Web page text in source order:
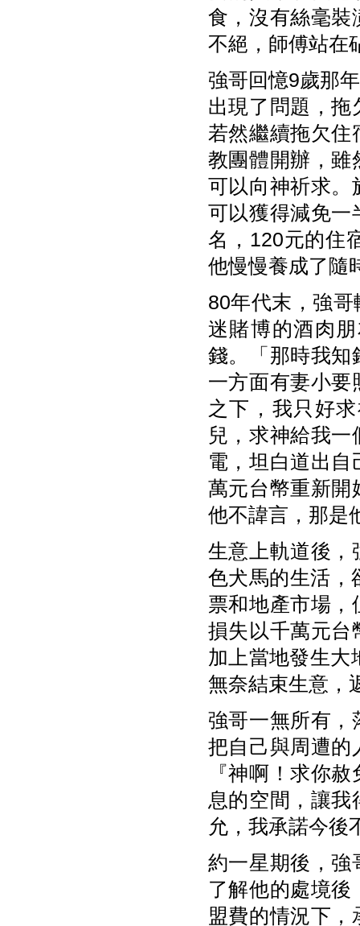
食，沒有絲毫裝
不絕，師傅站在
強哥回憶9歲那
出現了問題，拖
若然繼續拖欠住
教團體開辦，雖
可以向神祈求。
可以獲得減免一
名，120元的住
他慢慢養成了隨
80年代末，強
迷賭博的酒肉
錢。「那時我知
一方面有妻小要
之下，我只好
兒，求神給我
電，坦白道出
萬元台幣重新開
他不諱言，那是
生意上軌道後，
色犬馬的生活，
票和地產市場，
損失以千萬元台
加上當地發生大
無奈結束生意，
強哥一無所有，
把自己與周遭的
『神啊！求你
息的空間，讓我
允，我承諾今後
約一星期後，強
了解他的處境
盟費的情況下